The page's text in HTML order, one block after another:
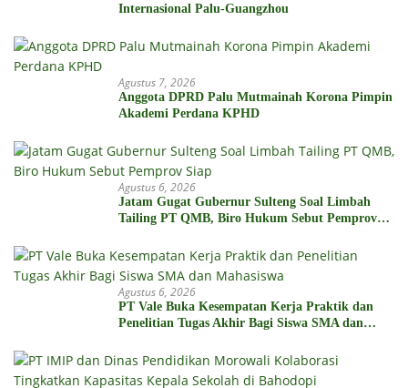
Internasional Palu-Guangzhou
Agustus 7, 2026
Anggota DPRD Palu Mutmainah Korona Pimpin
Akademi Perdana KPHD
Agustus 6, 2026
Jatam Gugat Gubernur Sulteng Soal Limbah
Tailing PT QMB, Biro Hukum Sebut Pemprov
Agustus 6, 2026
PT Vale Buka Kesempatan Kerja Praktik dan
Penelitian Tugas Akhir Bagi Siswa SMA dan